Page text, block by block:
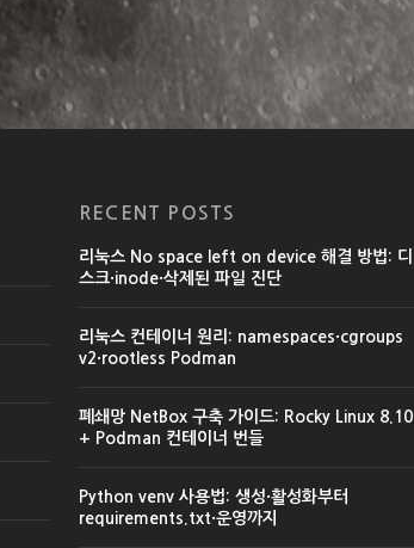
RECENT POSTS
리눅스 No space left on device 해결 방법: 디
스크·inode·삭제된 파일 진단
리눅스 컨테이너 원리: namespaces·cgroups
v2·rootless Podman
폐쇄망 NetBox 구축 가이드: Rocky Linux 8.10
+ Podman 컨테이너 번들
Python venv 사용법: 생성·활성화부터
requirements.txt·운영까지